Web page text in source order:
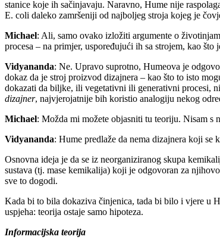
stanice koje ih sačinjavaju. Naravno, Hume nije
E. coli daleko zamršeniji od najboljeg stroja kojeg je
Michael: Ali, samo ovako izložiti argumente o
procesa – na primjer, uspoređujući ih sa strojem, kao što
Vidyananda: Ne. Upravo suprotno, Humeova je
dokaz da je stroj proizvod dizajnera – kao što to isto
dokazati da biljke, ili vegetativni ili generativni procesi,
dizajner, najvjerojatnije bih koristio analogiju nekog
Michael: Možda mi možete objasniti tu teoriju. Nisam s
Vidyananda: Hume predlaže da nema dizajnera koji se
Osnovna ideja je da se iz neorganiziranog skupa
sustava (tj. mase kemikalija) koji je odgovoran za
sve to dogodi.
Kada bi to bila dokaziva činjenica, tada bi bilo i vjere u
uspjeha: teorija ostaje samo hipoteza.
Informacijska teorija